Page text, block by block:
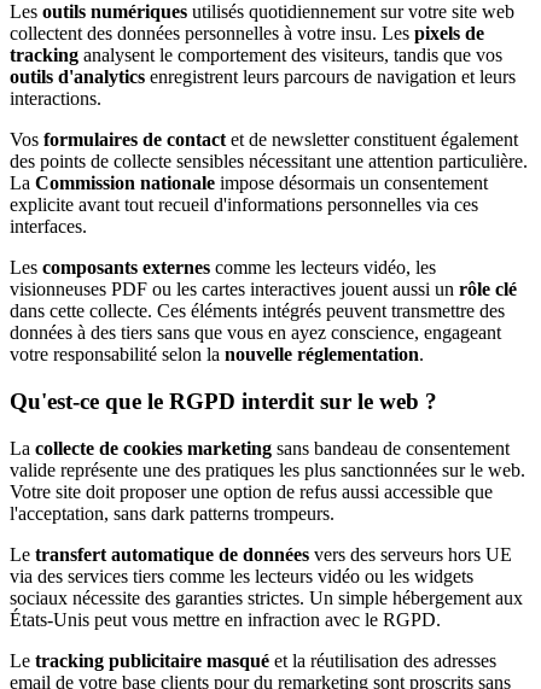
Les outils numériques utilisés quotidiennement sur votre site web
collectent des données personnelles à votre insu. Les pixels de
tracking analysent le comportement des visiteurs, tandis que vos
outils d'analytics enregistrent leurs parcours de navigation et leurs
interactions.
Vos formulaires de contact et de newsletter constituent également
des points de collecte sensibles nécessitant une attention particulière.
La Commission nationale impose désormais un consentement
explicite avant tout recueil d'informations personnelles via ces
interfaces.
Les composants externes comme les lecteurs vidéo, les
visionneuses PDF ou les cartes interactives jouent aussi un rôle clé
dans cette collecte. Ces éléments intégrés peuvent transmettre des
données à des tiers sans que vous en ayez conscience, engageant
votre responsabilité selon la nouvelle réglementation.
Qu'est-ce que le RGPD interdit sur le web ?
La collecte de cookies marketing sans bandeau de consentement
valide représente une des pratiques les plus sanctionnées sur le web.
Votre site doit proposer une option de refus aussi accessible que
l'acceptation, sans dark patterns trompeurs.
Le transfert automatique de données vers des serveurs hors UE
via des services tiers comme les lecteurs vidéo ou les widgets
sociaux nécessite des garanties strictes. Un simple hébergement aux
États-Unis peut vous mettre en infraction avec le RGPD.
Le tracking publicitaire masqué et la réutilisation des adresses
email de votre base clients pour du remarketing sont proscrits sans